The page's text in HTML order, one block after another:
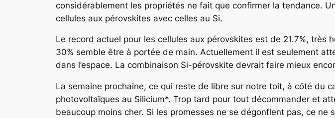
considérablement les propriétés ne fait que confirmer la tendance.
cellules aux pérovskites avec celles au Si.
Le record actuel pour les cellules aux pérovskites est de 21.7%,
30% semble être à portée de main. Actuellement il est seulement
dans l’espace. La combinaison Si-pérovskite devrait faire mieux
La semaine prochaine, ce qui reste de libre sur notre toit, à côté du
photovoltaïques au Silicium*. Trop tard pour tout décommander et
beaucoup moins cher. Si les promesses ne se dégonflent pas, ce